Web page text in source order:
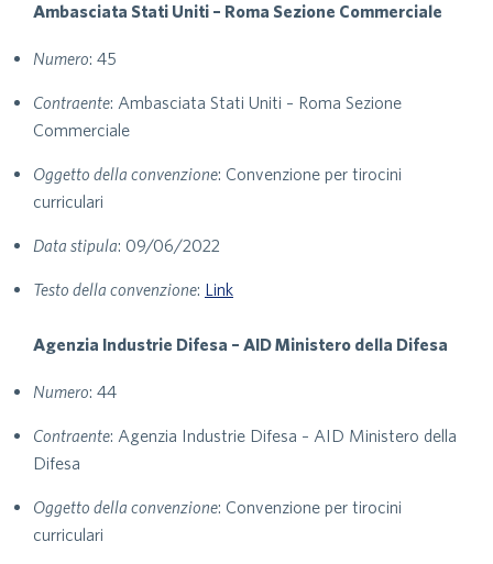
Ambasciata Stati Uniti – Roma Sezione Commerciale
Numero: 45
Contraente: Ambasciata Stati Uniti – Roma Sezione
Commerciale
Oggetto della convenzione: Convenzione per tirocini
curriculari
Data stipula: 09/06/2022
Testo della convenzione: Link
Agenzia Industrie Difesa – AID Ministero della Difesa
Numero: 44
Contraente: Agenzia Industrie Difesa – AID Ministero della
Difesa
Oggetto della convenzione: Convenzione per tirocini
curriculari